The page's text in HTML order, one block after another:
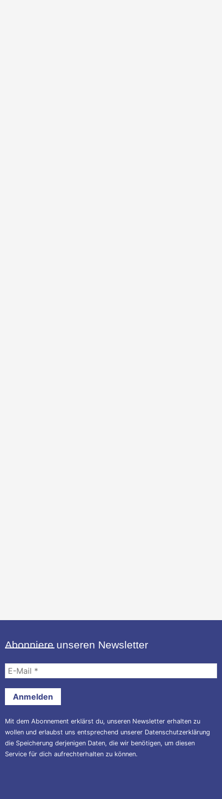
Abonniere unseren Newsletter
Mail
Mit dem Abonnement erklärst du, unseren Newsletter erhalten zu
wollen und erlaubst uns entsprechend unserer Datenschutzerklärung
die Speicherung derjenigen Daten, die wir benötigen, um diesen
Service für dich aufrechterhalten zu können.